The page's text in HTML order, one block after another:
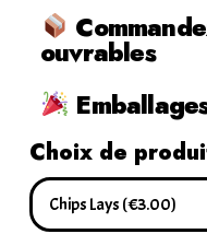
ouvrables
Choix de